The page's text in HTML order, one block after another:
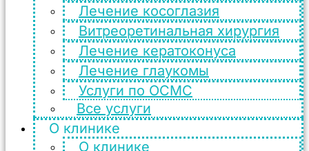
Лечение косоглазия
Витреоретинальная хирургия
Лечение кератоконуса
Лечение глаукомы
Услуги по ОСМС
Все услуги
О клинике
О клинике